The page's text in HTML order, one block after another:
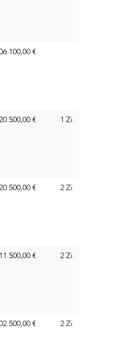
€
€ 1 Zi.
€ 2 Zi.
€ 2 Zi.
€ 2 Zi.